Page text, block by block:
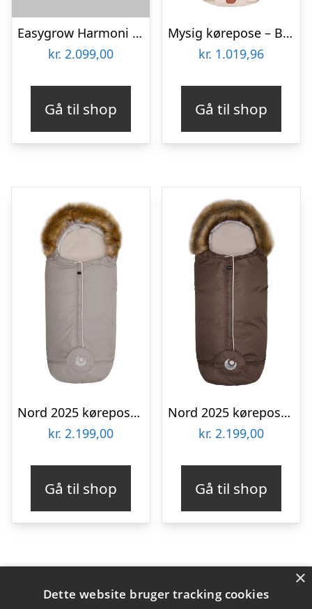
Easygrow Harmoni – Svanemærket kørepose
kr. 2.099,00
Gå til shop
Mysig kørepose – Berry blue
kr. 1.019,96
Gå til shop
Nord 2025 kørepose – sand
kr. 2.199,00
Gå til shop
Nord 2025 kørepose – brown
kr. 2.199,00
Gå til shop
Varekategorier
×
Dette website bruger tracking cookies